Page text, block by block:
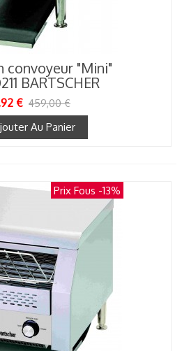
convoyeur "Mini"
BARTSCHER
€ 459,00 €
Au Panier
Prix Fous -13%